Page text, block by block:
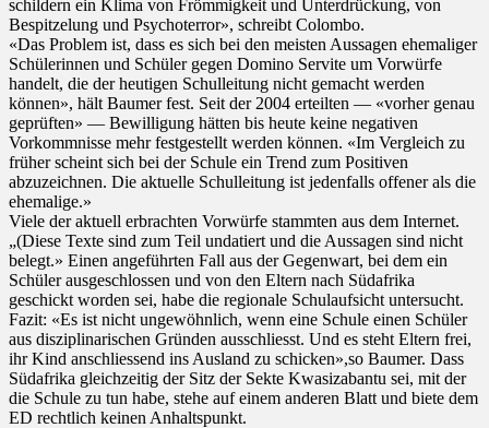
schildern ein Klima von Frömmigkeit und Unterdrückung, von
Bespitzelung und Psychoterror», schreibt Colombo.
«Das Problem ist, dass es sich bei den meisten Aussagen ehemaliger
Schülerinnen und Schüler gegen Domino Servite um Vorwürfe
handelt, die der heutigen Schulleitung nicht gemacht werden
können», hält Baumer fest. Seit der 2004 erteilten — «vorher genau
geprüften» — Bewilligung hätten bis heute keine negativen
Vorkommnisse mehr festgestellt werden können. «Im Vergleich zu
früher scheint sich bei der Schule ein Trend zum Positiven
abzuzeichnen. Die aktuelle Schulleitung ist jedenfalls offener als die
ehemalige.»
Viele der aktuell erbrachten Vorwürfe stammten aus dem Internet.
„(Diese Texte sind zum Teil undatiert und die Aussagen sind nicht
belegt.» Einen angeführten Fall aus der Gegenwart, bei dem ein
Schüler ausgeschlossen und von den Eltern nach Südafrika
geschickt worden sei, habe die regionale Schulaufsicht untersucht.
Fazit: «Es ist nicht ungewöhnlich, wenn eine Schule einen Schüler
aus disziplinarischen Gründen ausschliesst. Und es steht Eltern frei,
ihr Kind anschliessend ins Ausland zu schicken»,so Baumer. Dass
Südafrika gleichzeitig der Sitz der Sekte Kwasizabantu sei, mit der
die Schule zu tun habe, stehe auf einem anderen Blatt und biete dem
ED rechtlich keinen Anhaltspunkt.